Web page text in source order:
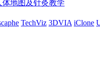
体地图及针灸教学
TechViz 3DVIA iClone